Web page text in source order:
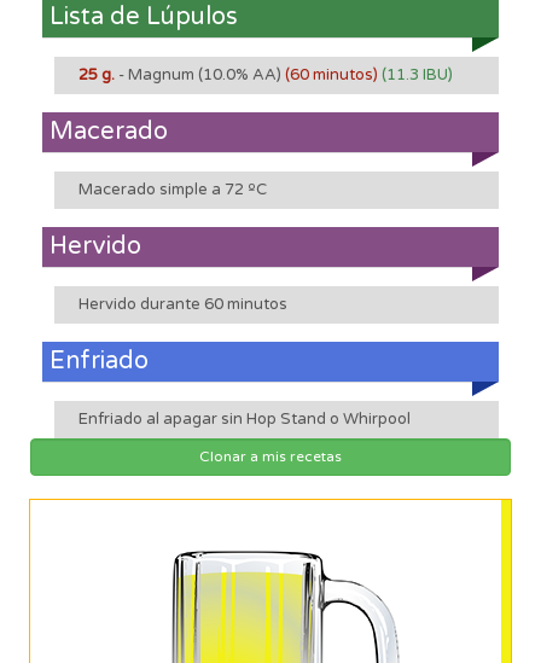
Lista de Lúpulos
25 g. - Magnum (10.0% AA) (60 minutos) (11.3 IBU)
Macerado
Macerado simple a 72 ºC
Hervido
Hervido durante 60 minutos
Enfriado
Enfriado al apagar sin Hop Stand o Whirpool
Clonar a mis recetas